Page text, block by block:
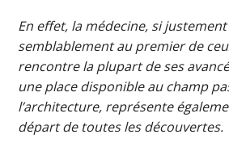
En effet, la médecine, si
semblablement au premier de
rencontre la plupart de ses
une place disponible au champ
l’architecture, représente
départ de toutes les découvertes.